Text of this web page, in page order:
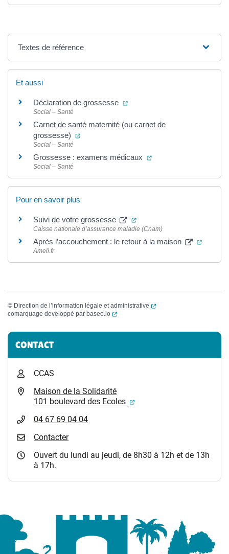
Textes de référence
Et aussi
Déclaration de grossesse (ouverture dans un nouvel
Social – Santé
Carnet de santé maternité (ou carnet de
grossesse)
(ouverture dans un nouvel onglet)
Social – Santé
Grossesse : examens médicaux (ouverture dans un
Social – Santé
Pour en savoir plus
Suivi de votre grossesse (ouverture dans un nouvel
Caisse nationale d’assurance maladie (Cnam)
Après l’accouchement : le retour à la maison
Ameli.fr
© Direction de l’information légale et administrative
(ouverture dans un
comarquage developpé par baseo.io (ouverture dans un nouvel onglet)
Informations complémentaires
CONTACT
CCAS
Maison de la Solidarité
101 boulevard des Ecoles
(ouverture dans un
04 67 69 04 04
Contacter
Ouvert du lundi au jeudi, de 8h30 à 12h et de 13h
à 17h.